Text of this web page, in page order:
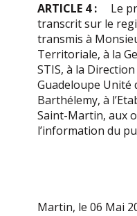
ARTICLE 4 : Le
transcrit sur le
transmis à
Territoriale, à la
STIS, à la
Guadeloupe Unité
Barthélemy, à
Saint-Martin, aux
l’information du
Fait
Martin, le 06 Mai